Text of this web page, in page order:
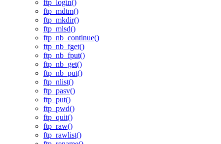
ftp_login()
ftp_mdtm()
ftp_mkdir()
ftp_mlsd()
ftp_nb_continue()
ftp_nb_fget()
ftp_nb_fput()
ftp_nb_get()
ftp_nb_put()
ftp_nlist()
ftp_pasv()
ftp_put()
ftp_pwd()
ftp_quit()
ftp_raw()
ftp_rawlist()